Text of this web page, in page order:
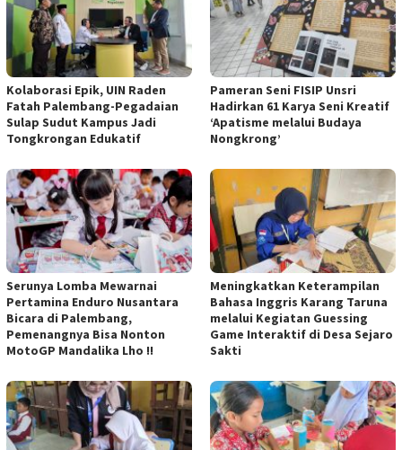
Kolaborasi Epik, UIN Raden
Fatah Palembang-Pegadaian
Sulap Sudut Kampus Jadi
Tongkrongan Edukatif
Pameran Seni FISIP Unsri
Hadirkan 61 Karya Seni Kreatif
‘Apatisme melalui Budaya
Nongkrong’
Serunya Lomba Mewarnai
Pertamina Enduro Nusantara
Bicara di Palembang,
Pemenangnya Bisa Nonton
MotoGP Mandalika Lho !!
Meningkatkan Keterampilan
Bahasa Inggris Karang Taruna
melalui Kegiatan Guessing
Game Interaktif di Desa Sejaro
Sakti